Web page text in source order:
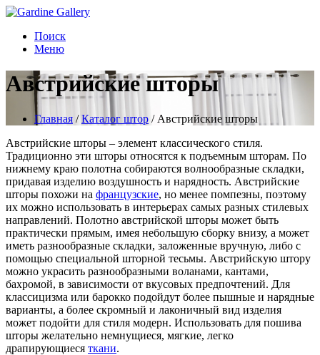
Поиск
Меню
Австрийские шторы
Главная /Каталог штор / Австрийские шторы
Австрийские шторы – элемент классического стиля.
Традиционно эти шторы относятся к подъемным шторам. По
нижнему краю полотна собираются волнообразные складки,
придавая изделию воздушность и нарядность. Австрийские
шторы похожи на французские, но менее помпезны, поэтому
их можно использовать в интерьерах самых разных стилевых
направлений. Полотно австрийской шторы может быть
практически прямым, имея небольшую сборку внизу, а может
иметь разнообразные складки, заложенные вручную, либо с
помощью специальной шторной тесьмы. Австрийскую штору
можно украсить разнообразными воланами, кантами,
бахромой, в зависимости от вкусовых предпочтений. Для
классицизма или барокко подойдут более пышные и нарядные
варианты, а более скромный и лаконичный вид изделия
может подойти для стиля модерн. Использовать для пошива
шторы желательно немнущиеся, мягкие, легко
драпирующиеся ткани.